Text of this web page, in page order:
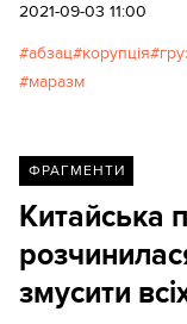
2021-09-03 11:00
абзац корупція
маразм
ФРАГМЕНТИ
Китайська
змусити